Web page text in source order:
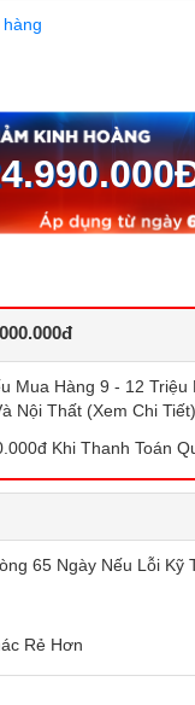
Mua Hàng 9 - 12 Triệu
Nội Thất (Xem Chi Tiết)
Khi Thanh Toán
65 Ngày Nếu Lỗi Kỹ
Rẻ Hơn